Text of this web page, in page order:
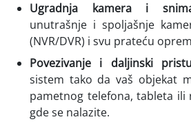
Ugradnja kamera i
unutrašnje i spoljašnje
(NVR/DVR) i svu prateću
Povezivanje i daljinski
sistem tako da vaš objekat
pametnog telefona, tableta ili
gde se nalazite.